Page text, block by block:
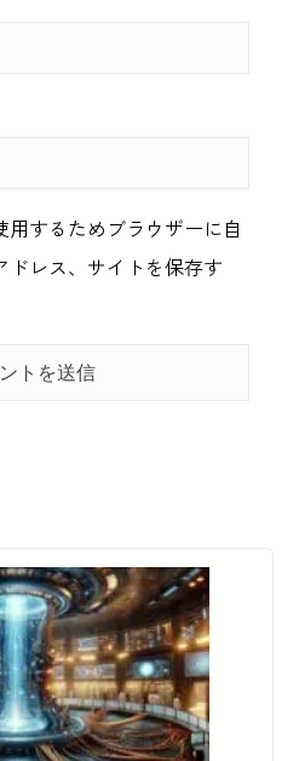
するためブラウザーに自
ドレス、サイトを保存す